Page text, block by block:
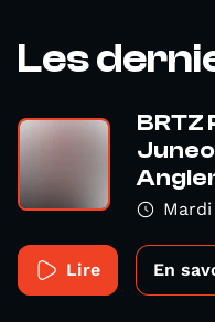
Les
BRTZ
Lire En